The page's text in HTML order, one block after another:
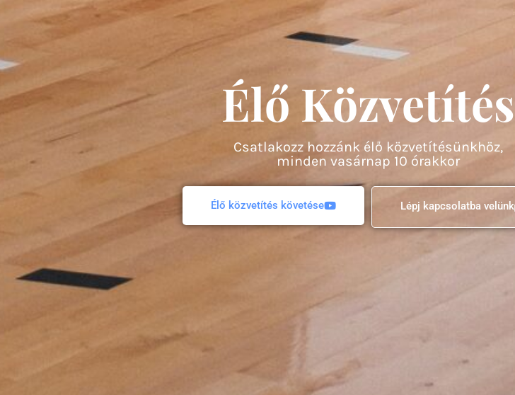
Élő Közvetítés
Csatlakozz hozzánk élő közvetítésünkhöz,
minden vasárnap 10 órakkor
Élő közvetítés követése Lépj kapcsolatba velünk